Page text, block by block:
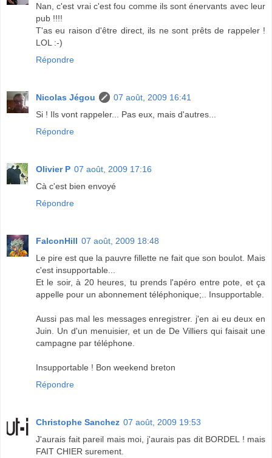
Nan, c'est vrai c'est fou comme ils sont énervants avec leur
pub !!!!
T'as eu raison d'être direct, ils ne sont prêts de rappeler !
LOL :-)
Répondre
Nicolas Jégou
07 août, 2009 16:41
Si ! Ils vont rappeler... Pas eux, mais d'autres...
Répondre
Olivier P 07 août, 2009 17:16
Cà c'est bien envoyé
Répondre
FalconHill 07 août, 2009 18:48
Le pire est que la pauvre fillette ne fait que son boulot. Mais
c'est insupportable...
Et le soir, à 20 heures, tu prends l'apéro entre pote, et ça
appelle pour un abonnement téléphonique;.. Insupportable.
Aussi pas mal les messages enregistrer. j'en ai eu deux en
Juin. Un d'un menuisier, et un de De Villiers qui faisait une
campagne par téléphone.
Insupportable ! Bon weekend breton
Répondre
Christophe Sanchez 07 août, 2009 19:53
J'aurais fait pareil mais moi, j'aurais pas dit BORDEL ! mais
FAIT CHIER surement.